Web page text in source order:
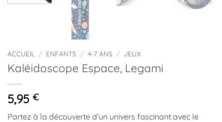
ACCUEIL / ENFANTS / 4-7 ANS / JEUX
Kaléidoscope Espace, Legami
5,95 €
Partez à la découverte d’un univers fascinant avec le